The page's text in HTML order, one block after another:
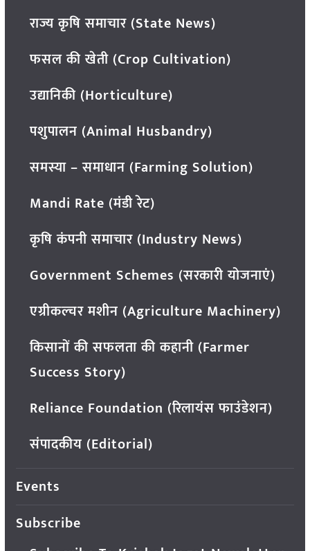
राज्य कृषि समाचार (State News)
फसल की खेती (Crop Cultivation)
उद्यानिकी (Horticulture)
पशुपालन (Animal Husbandry)
समस्या – समाधान (Farming Solution)
Mandi Rate (मंडी रेट)
कृषि कंपनी समाचार (Industry News)
Government Schemes (सरकारी योजनाएं)
एग्रीकल्चर मशीन (Agriculture Machinery)
किसानों की सफलता की कहानी (Farmer
Success Story)
Reliance Foundation (रिलायंस फाउंडेशन)
संपादकीय (Editorial)
Events
Subscribe